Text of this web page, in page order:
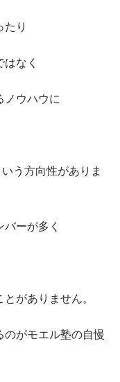
り
なく
ウハウに
う方向性がありま
ーが多く
がありません。
がモエル塾の自慢